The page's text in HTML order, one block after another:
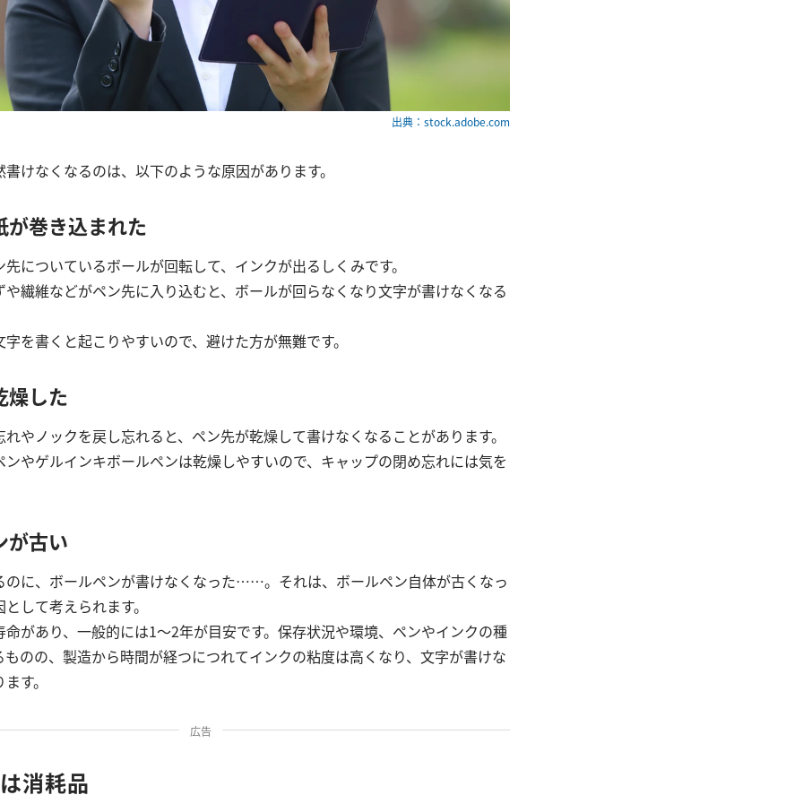
出典：stock.adobe.com
けなくなるのは、以下のような原因があります。
が巻き込まれた
についているボールが回転して、インクが出るしくみです。
繊維などがペン先に入り込むと、ボールが回らなくなり文字が書けなくなる
を書くと起こりやすいので、避けた方が無難です。
燥した
やノックを戻し忘れると、ペン先が乾燥して書けなくなることがあります。
やゲルインキボールペンは乾燥しやすいので、キャップの閉め忘れには気を
が古い
のに、ボールペンが書けなくなった……。それは、ボールペン自体が古くなっ
して考えられます。
があり、一般的には1～2年が目安です。保存状況や環境、ペンやインクの種
のの、製造から時間が経つにつれてインクの粘度は高くなり、文字が書けな
す。
広告
消耗品